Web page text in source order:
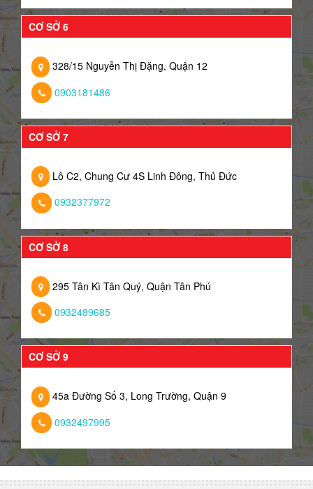
CƠ SỞ 6
328/15 Nguyễn Thị Đặng, Quận 12
0903181486
CƠ SỞ 7
Lô C2, Chung Cư 4S Linh Đông, Thủ Đức
0932377972
CƠ SỞ 8
295 Tân Kì Tân Quý, Quận Tân Phú
0932489685
CƠ SỞ 9
45a Đường Số 3, Long Trường, Quận 9
0932497995